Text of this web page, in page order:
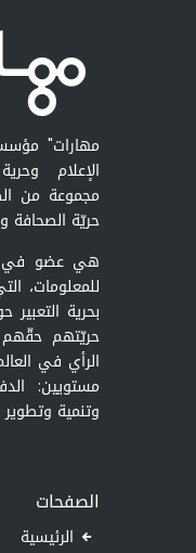
مهارات"
الإعلام
مجموعة من
حريّة الصحافة
هي عضو في
بحرية
حريّتهم
الرأي في
مستويين:
وتنمية وتطوير
الصفحات
الرئيسية